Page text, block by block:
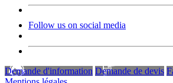
Follow us on social media
Demande d'information Demande de devis